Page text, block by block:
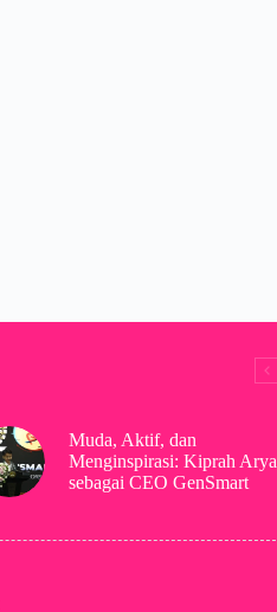
Muda, Aktif, dan
Menginspirasi: Kiprah Arya
sebagai CEO GenSmart